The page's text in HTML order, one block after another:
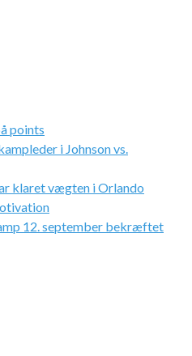
points
i Johnson vs.
klaret vægten i Orlando
12. september bekræftet